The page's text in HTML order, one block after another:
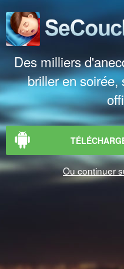
Des milliers
briller en soirée,
Ou continuer